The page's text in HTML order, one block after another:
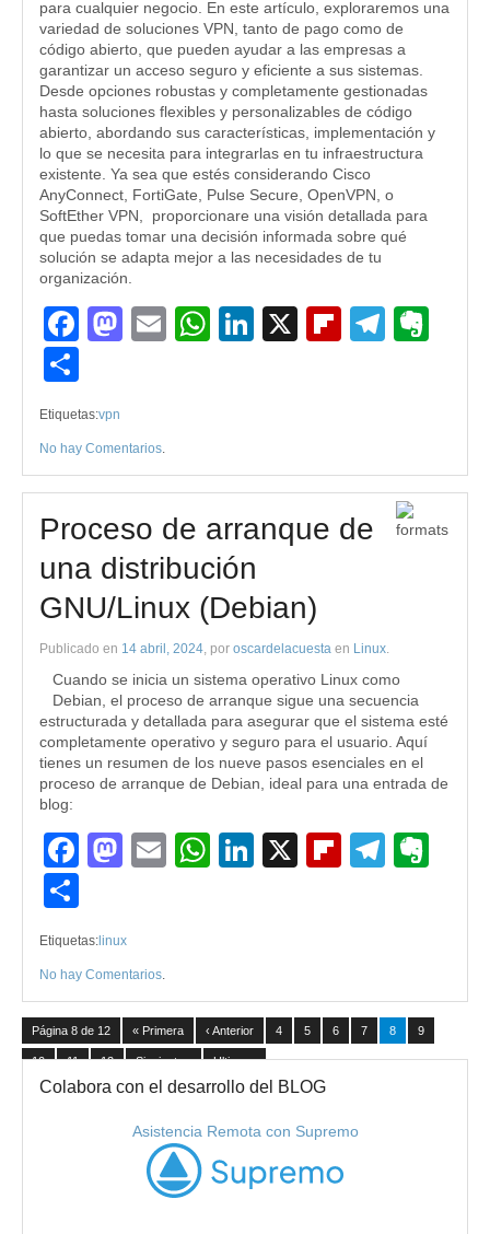
para cualquier negocio. En este artículo, exploraremos una
variedad de soluciones VPN, tanto de pago como de
código abierto, que pueden ayudar a las empresas a
garantizar un acceso seguro y eficiente a sus sistemas.
Desde opciones robustas y completamente gestionadas
hasta soluciones flexibles y personalizables de código
abierto, abordando sus características, implementación y
lo que se necesita para integrarlas en tu infraestructura
existente. Ya sea que estés considerando Cisco
AnyConnect, FortiGate, Pulse Secure, OpenVPN, o
SoftEther VPN, proporcionare una visión detallada para
que puedas tomar una decisión informada sobre qué
solución se adapta mejor a las necesidades de tu
organización.
Facebook
Mastodon
EmailWhatsApp
LinkedIn
X Flipboard
Etiquetas:vpn
No hay Comentarios.
Proceso de arranque de
una distribución
GNU/Linux (Debian)
Publicado en 14 abril, 2024, por oscardelacuesta en Linux.
Cuando se inicia un sistema operativo Linux como
Debian, el proceso de arranque sigue una secuencia
estructurada y detallada para asegurar que el sistema esté
completamente operativo y seguro para el usuario. Aquí
tienes un resumen de los nueve pasos esenciales en el
proceso de arranque de Debian, ideal para una entrada de
blog:
Facebook
Mastodon
EmailWhatsApp
LinkedIn
X Flipboard
Etiquetas: linux
No hay Comentarios.
Página 8 de 12 « Primera ‹ Anterior 4 5 6 7 8 9
10 11 12 Siguiente › Ultima »
Colabora con el desarrollo del BLOG
Asistencia Remota con Supremo